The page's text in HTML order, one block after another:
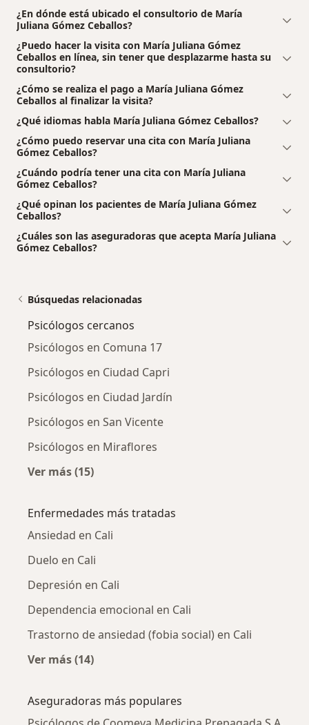
¿En dónde está ubicado el consultorio de María
Juliana Gómez Ceballos?
¿Puedo hacer la visita con María Juliana Gómez
Ceballos en línea, sin tener que desplazarme hasta su
consultorio?
¿Cómo se realiza el pago a María Juliana Gómez
Ceballos al finalizar la visita?
¿Qué idiomas habla María Juliana Gómez Ceballos?
¿Cómo puedo reservar una cita con María Juliana
Gómez Ceballos?
¿Cuándo podría tener una cita con María Juliana
Gómez Ceballos?
¿Qué opinan los pacientes de María Juliana Gómez
Ceballos?
¿Cuáles son las aseguradoras que acepta María Juliana
Gómez Ceballos?
Búsquedas relacionadas
Psicólogos cercanos
Psicólogos en Comuna 17
Psicólogos en Ciudad Capri
Psicólogos en Ciudad Jardín
Psicólogos en San Vicente
Psicólogos en Miraflores
Ver más (15)
Enfermedades más tratadas
Ansiedad en Cali
Duelo en Cali
Depresión en Cali
Dependencia emocional en Cali
Trastorno de ansiedad (fobia social) en Cali
Ver más (14)
Aseguradoras más populares